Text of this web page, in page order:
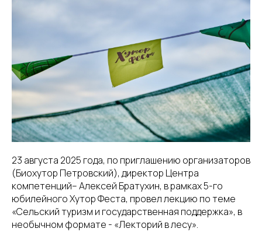
23 августа 2025 года, по приглашению организаторов
(Биохутор Петровский), директор Центра
компетенций– Алексей Братухин, в рамках 5-го
юбилейного Хутор Феста, провел лекцию по теме
«Сельский туризм и государственная поддержка», в
необычном формате - «Лекторий в лесу».